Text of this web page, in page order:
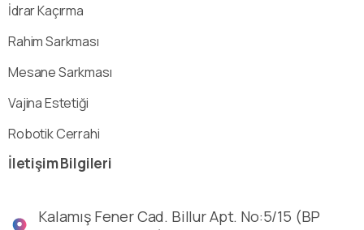
İdrar Kaçırma
Rahim Sarkması
Mesane Sarkması
Vajina Estetiği
Robotik Cerrahi
İletişimBilgileri
Kalamış Fener Cad. Billur Apt. No:5/15 (BP